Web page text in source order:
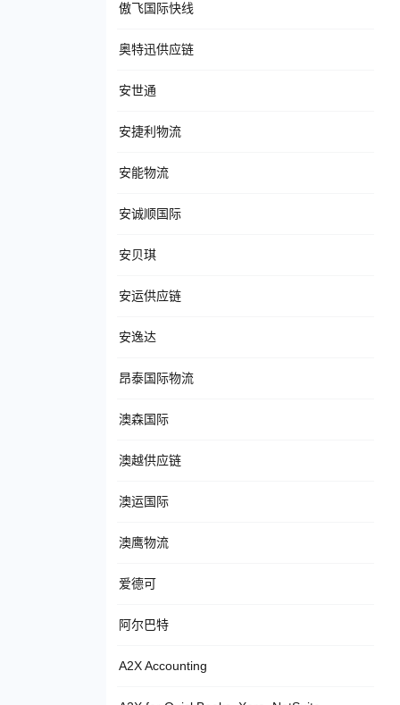
傲飞国际快线
奥特迅供应链
安世通
安捷利物流
安能物流
安诚顺国际
安贝琪
安运供应链
安逸达
昂泰国际物流
澳森国际
澳越供应链
澳运国际
澳鹰物流
爱德可
阿尔巴特
A2X Accounting